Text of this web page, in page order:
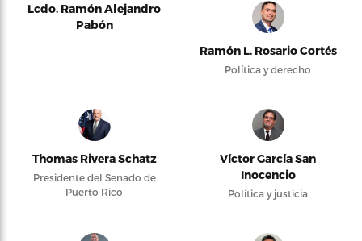
Lcdo. Ramón Alejandro
Pabón
Ramón L. Rosario Cortés
Política y derecho
Thomas Rivera Schatz
Presidente del Senado de
Puerto Rico
Víctor García San
Inocencio
Política y justicia